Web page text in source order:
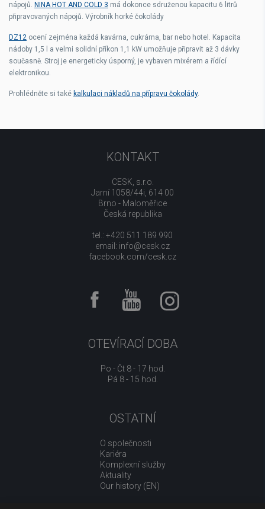
nápojů. NINA HOT AND COLD 3 má dokonce sdruženou kapacitu 6 litrů
připravovaných nápojů. Výrobník horké čokolády
DZ12 ocení zejména každá kavárna, cukrárna, bar nebo hotel. Kapacita
nádoby 1,5 l a velmi solidní příkon 1,1 kW umožňuje připravit až 3 dávky
současně. Stroj je energeticky úsporný, je vybaven mixérem a řídící
elektronikou.
Prohlédněte si také kalkulaci nákladů na přípravu čokolády.
KONTAKT
CESK, s.r.o.
Jarní 1058/44i, 614 00
Brno - Maloměřice
Česká republika
tel.: +420 511 189 990
email: info@cesk.cz
facebook.com/cesk.cz
OTEVÍRACÍ DOBA
Po - Čt 8 - 17 hod.
Pá 8 - 15 hod.
OSTATNÍ
O společnosti
Kariéra
Komplexní služby
Aktuality
Our history (EN)